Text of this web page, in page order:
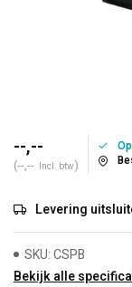
--,--
(--,-- Incl. btw)
Levering
SKU: CSPB
Bekijk alle